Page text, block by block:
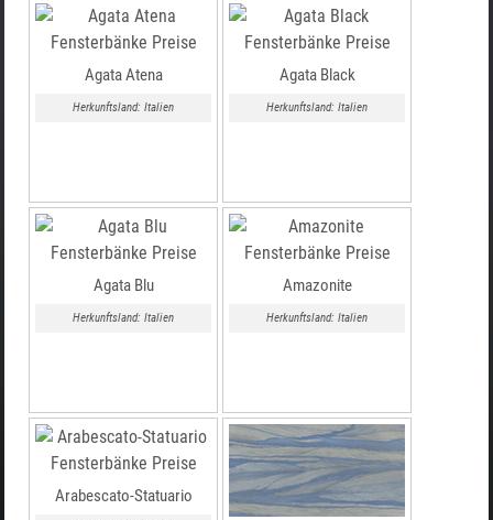
Agata Atena
Herkunftsland: Italien
Agata Black
Herkunftsland: Italien
Agata Blu
Herkunftsland: Italien
Amazonite
Herkunftsland: Italien
Arabescato-Statuario